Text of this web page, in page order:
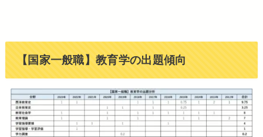
【国家一般職】教育学の出題傾向